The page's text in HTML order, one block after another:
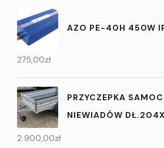
AZO PE-40H 450W
275,00zł
PRZYCZEPKA
NIEWIADÓW
2 900,00zł